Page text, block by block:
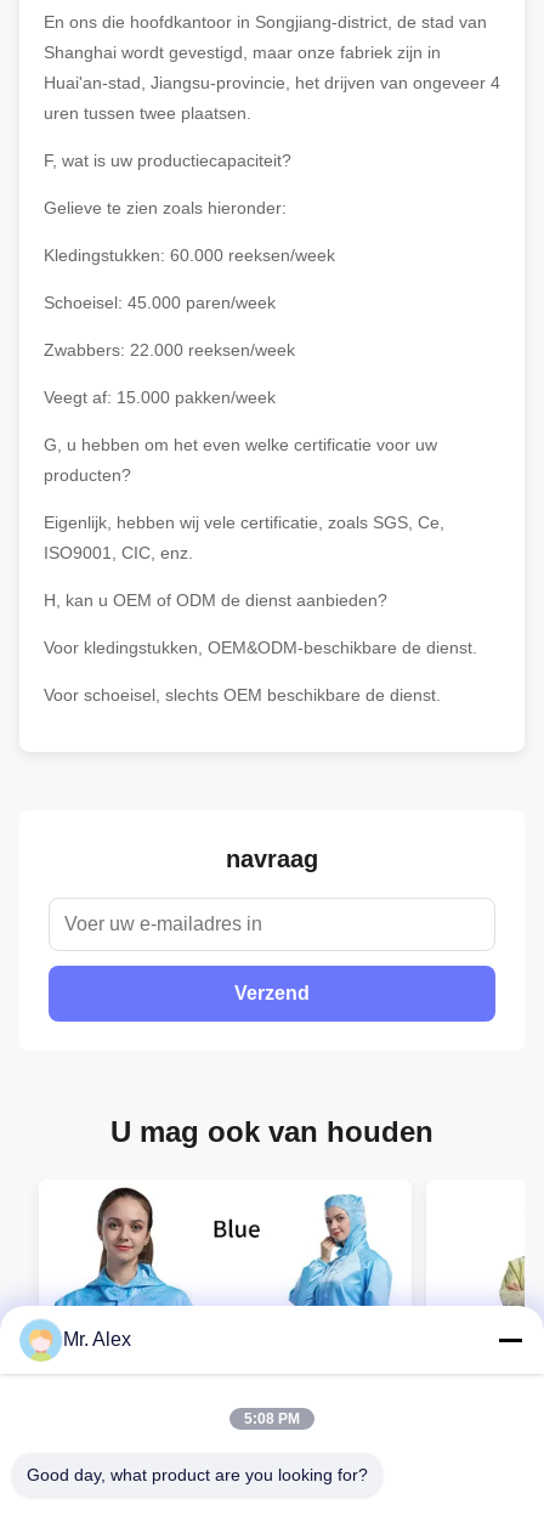
En ons die hoofdkantoor in Songjiang-district, de stad van
Shanghai wordt gevestigd, maar onze fabriek zijn in
Huai'an-stad, Jiangsu-provincie, het drijven van ongeveer 4
uren tussen twee plaatsen.
F, wat is uw productiecapaciteit?
Gelieve te zien zoals hieronder:
Kledingstukken: 60.000 reeksen/week
Schoeisel: 45.000 paren/week
Zwabbers: 22.000 reeksen/week
Veegt af: 15.000 pakken/week
G, u hebben om het even welke certificatie voor uw
producten?
Eigenlijk, hebben wij vele certificatie, zoals SGS, Ce,
ISO9001, CIC, enz.
H, kan u OEM of ODM de dienst aanbieden?
Voor kledingstukken, OEM&ODM-beschikbare de dienst.
Voor schoeisel, slechts OEM beschikbare de dienst.
navraag
Verzend
U mag ook van houden
Mr. Alex
5:08 PM
Good day, what product are you looking for?